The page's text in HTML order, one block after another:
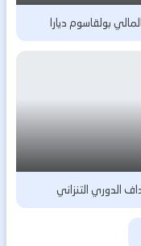
بولقاسوم ديارا
الدوري التنزاني